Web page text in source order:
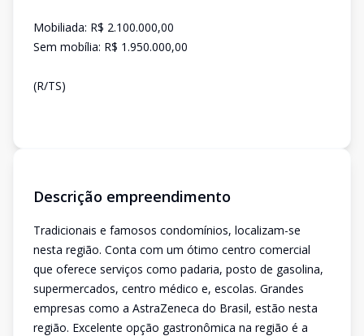
Mobiliada: R$ 2.100.000,00
Sem mobília: R$ 1.950.000,00
(R/TS)
Descrição empreendimento
Tradicionais e famosos condomínios, localizam-se
nesta região. Conta com um ótimo centro comercial
que oferece serviços como padaria, posto de gasolina,
supermercados, centro médico e, escolas. Grandes
empresas como a AstraZeneca do Brasil, estão nesta
região. Excelente opção gastronômica na região é a